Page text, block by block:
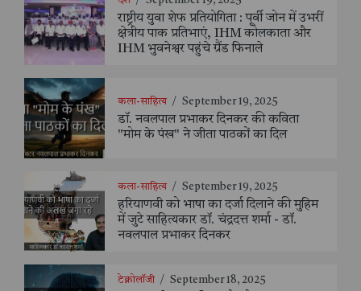
राष्ट्रीय युवा शेफ प्रतियोगिता : पूर्वी जोन में उभरीं
क्षेत्रीय पाक प्रतिभाएं, IHM कोलकाता और
IHM भुवनेश्वर पहुंचे ग्रैंड फिनाले
कला-साहित्य / September 19, 2025
डॉ. नवलपाल प्रभाकर दिनकर की कविता
"मोम के पंख" ने जीता पाठकों का दिल
कला-साहित्य / September 19, 2025
हरियाणवी को भाषा का दर्जा दिलाने की मुहिम
में जुटे साहित्यकार डॉ. चंद्रदत्त शर्मा - डॉ.
नवलपाल प्रभाकर दिनकर
टेक्नोलॉजी / September 18, 2025